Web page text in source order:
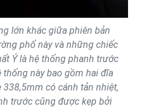
lớn khác giữa phiên bản
phố này và những chiếc
Ý là hệ thống phanh trước
thống này bao gồm hai đĩa
338,5mm có cánh tản nhiệt,
trước cũng được kẹp bởi